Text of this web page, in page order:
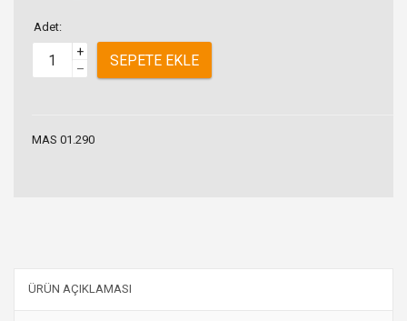
Adet:
+
–
SEPETE EKLE
MAS 01.290
ÜRÜN AÇIKLAMASI